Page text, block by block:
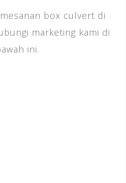
box culvert di
marketing kami di
ini.